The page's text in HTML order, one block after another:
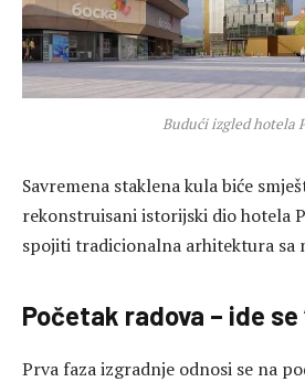
Budući izgled hotela
Savremena staklena kula biće
rekonstruisani istorijski dio hotela
spojiti tradicionalna arhitektura sa
Početak radova – ide se
Prva faza izgradnje odnosi se na